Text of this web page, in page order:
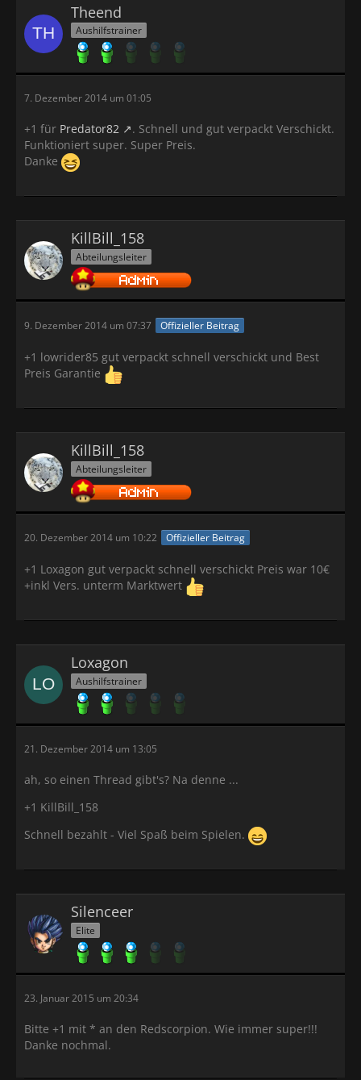
Theend
Aushilfstrainer
7. Dezember 2014 um 01:05
+1 für Predator82
. Schnell und gut verpackt Verschickt.
Funktioniert super. Super Preis.
Danke
KillBill_158
Abteilungsleiter
9. Dezember 2014 um 07:37 Offizieller Beitrag
+1 lowrider85 gut verpackt schnell verschickt und Best
Preis Garantie
KillBill_158
Abteilungsleiter
20. Dezember 2014 um 10:22 Offizieller Beitrag
+1 Loxagon gut verpackt schnell verschickt Preis war 10€
+inkl Vers. unterm Marktwert
Loxagon
Aushilfstrainer
21. Dezember 2014 um 13:05
ah, so einen Thread gibt's? Na denne ...
+1 KillBill_158
Schnell bezahlt - Viel Spaß beim Spielen.
Silenceer
Elite
23. Januar 2015 um 20:34
Bitte +1 mit * an den Redscorpion. Wie immer super!!!
Danke nochmal.